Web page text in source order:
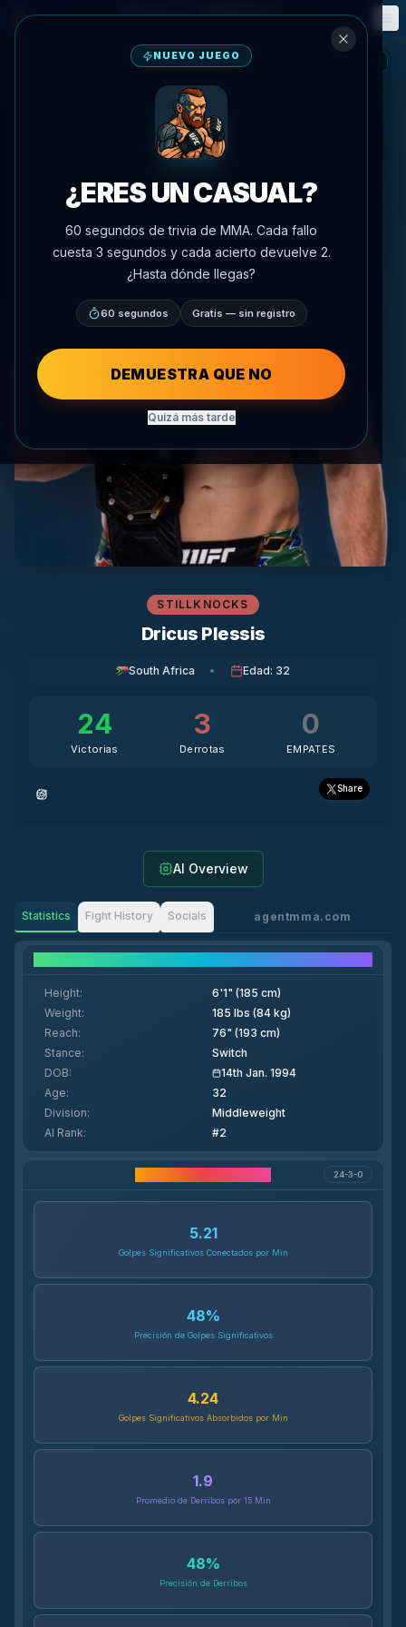
🎮 Fantasía 📅 Eventos
STILLKNOCKS
Dricus Plessis
South Africa • Edad: 32
24
Victorias
3
Derrotas
0
EMPATES
Share
AI Overview
Statistics Fight History Socials agentmma.com
Height:
6'1" (185 cm)
Weight:
185 lbs (84 kg)
Reach:
76" (193 cm)
Stance:
Switch
DOB:
14th Jan. 1994
Age:
32
Division:
Middleweight
AI Rank: #2
24-3-0
5.21
Golpes Significativos Conectados por Min
48%
Precisión de Golpes Significativos
4.24
Golpes Significativos Absorbidos por Min
1.9
Promedio de Derribos por 15 Min
48%
Precisión de Derribos
NUEVO JUEGO
¿ERES UN CASUAL?
60 segundos de trivia de MMA. Cada fallo
cuesta 3 segundos y cada acierto devuelve 2.
¿Hasta dónde llegas?
60 segundos Gratis — sin registro
DEMUESTRA QUE NO
Quizá más tarde